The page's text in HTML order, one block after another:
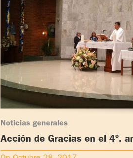
Noticias generales
Acción de Gracias en el 4º.
de la Pascua de Padre